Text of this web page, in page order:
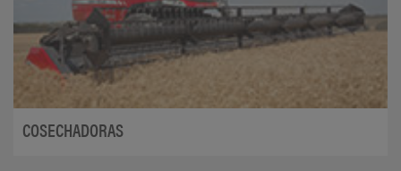
COSECHADORAS